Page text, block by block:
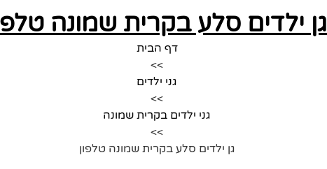
גן ילדים סלע בקרית שמונה
דף הבית
>>
גני ילדים
>>
גני ילדים בקרית שמונה
>>
גן ילדים סלע בקרית שמונה טלפון